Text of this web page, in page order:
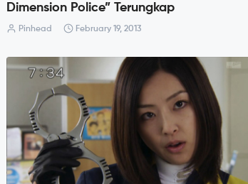
Dimension Police” Terungkap
Pinhead February 19, 2013